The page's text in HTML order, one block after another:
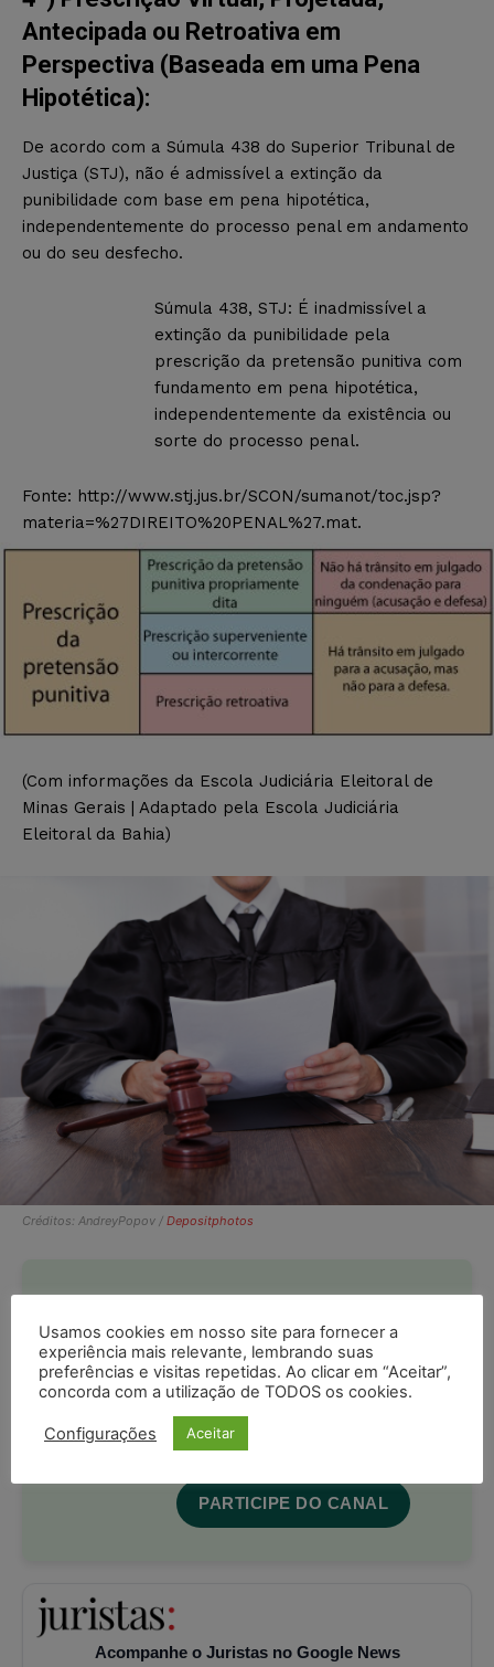
Antecipada ou Retroativa em
Perspectiva (Baseada em uma Pena
Hipotética):
De acordo com a Súmula 438 do Superior Tribunal de
Justiça (STJ), não é admissível a extinção da
punibilidade com base em pena hipotética,
independentemente do processo penal em andamento
ou do seu desfecho.
Súmula 438, STJ: É inadmissível a
extinção da punibilidade pela
prescrição da pretensão punitiva com
fundamento em pena hipotética,
independentemente da existência ou
sorte do processo penal.
Fonte: http://www.stj.jus.br/SCON/sumanot/toc.jsp?
materia=%27DIREITO%20PENAL%27.mat.
(Com informações da Escola Judiciária Eleitoral de
Minas Gerais | Adaptado pela Escola Judiciária
Eleitoral da Bahia)
Créditos: AndreyPopov / Depositphotos
postagens diárias do
Portal Juristas.
com ostermos de uso
do Whatsapp.
PARTICIPE DO CANAL
Acompanhe o Juristas no Google News
Usamos cookies em nosso site para fornecer a
experiência mais relevante, lembrando suas
preferências e visitas repetidas. Ao clicar em “Aceitar”,
concorda com a utilização de TODOS os cookies.
Configurações Aceitar